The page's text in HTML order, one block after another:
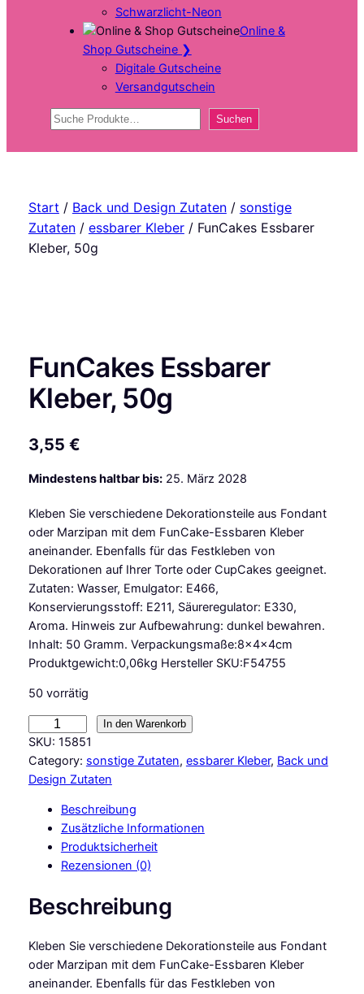
Schwarzlicht-Neon
Online &
Shop Gutscheine ❯
Digitale Gutscheine
Versandgutschein
Suchen Suchen
Start / Back und Design Zutaten/ sonstige
Zutaten/ essbarer Kleber/ FunCakes Essbarer
Kleber, 50g
FunCakes Essbarer
Kleber, 50g
3,55 €
Mindestens haltbar bis:25. März 2028
Kleben Sie verschiedene Dekorationsteile aus Fondant
oder Marzipan mit dem FunCake-Essbaren Kleber
aneinander. Ebenfalls für das Festkleben von
Dekorationen auf Ihrer Torte oder CupCakes geeignet.
Zutaten: Wasser, Emulgator: E466,
Konservierungsstoff: E211, Säureregulator: E330,
Aroma. Hinweis zur Aufbewahrung: dunkel bewahren.
Inhalt: 50 Gramm. Verpackungsmaße:8x4x4cm
Produktgewicht:0,06kg Hersteller SKU:F54755
50 vorrätig
u
n
C
s
a
r
e
In den Warenkorb
SKU: 15851
Category: sonstige Zutaten, essbarer Kleber, Back und
Design Zutaten
Beschreibung
Zusätzliche Informationen
Produktsicherheit
Rezensionen (0)
Beschreibung
Kleben Sie verschiedene Dekorationsteile aus Fondant
oder Marzipan mit dem FunCake-Essbaren Kleber
aneinander. Ebenfalls für das Festkleben von